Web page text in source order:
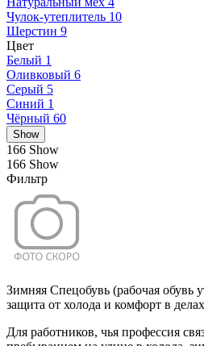
Чулок-утеплитель 10
Шерстин 9
Цвет
Белый 1
Оливковый 6
Серый 5
Синий 1
Чёрный 60
Show
166 Show
166 Show
Фильтр
Зимняя Спецобувь (рабочая обувь
защита от холода и комфорт в
Для работников, чья профессия